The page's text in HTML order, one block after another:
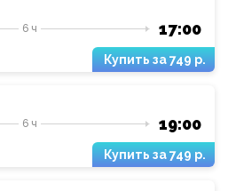
17:00
6 ч
749 р.
19:00
6 ч
749 р.